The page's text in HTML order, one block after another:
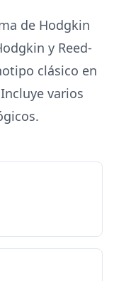
de Hodgkin
y Reed-
clásico en
varios